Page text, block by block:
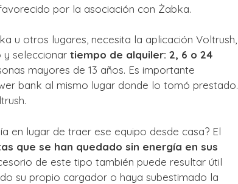
por la asociación con Żabka.
u otros lugares, necesita la aplicación Voltrush,
y seleccionar tiempo de alquiler: 2, 6 o 24
mayores de 13 años. Es importante
bank al mismo lugar donde lo tomó prestado.
en lugar de traer ese equipo desde casa? El
que se han quedado sin energía en sus
de este tipo también puede resultar útil
su propio cargador o haya subestimado la